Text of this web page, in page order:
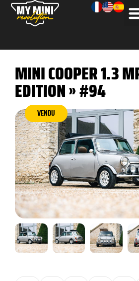
MINI COOPER 1.3
EDITION » #94
VENDU